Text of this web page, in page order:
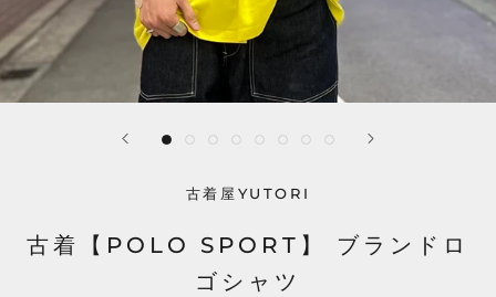
古着屋YUTORI
古着【POLO SPORT】 ブランドロ
ゴシャツ